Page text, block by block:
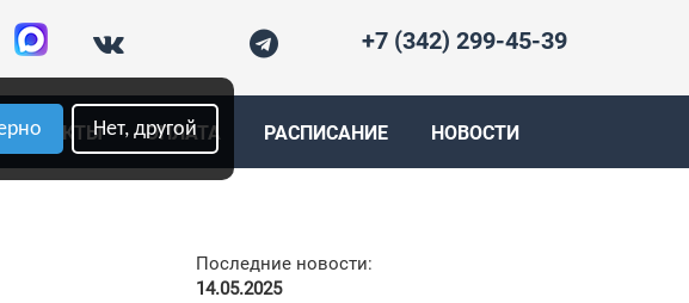
Нет, другой
+7 (342) 299-45-39
КОНТАКТЫ ОПЛАТА РАСПИСАНИЕ НОВОСТИ
Последние новости:
14.05.2025